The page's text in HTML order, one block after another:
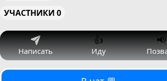
УЧАСТНИКИ 0
Написать
👍
Иду
📢